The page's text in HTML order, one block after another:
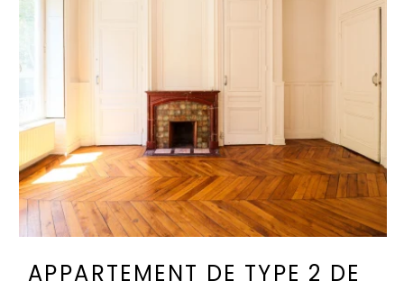
APPARTEMENT DE TYPE 2 DE